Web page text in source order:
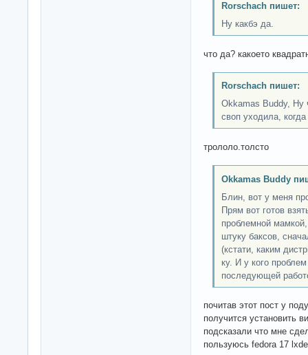
Rorschach пишет:
Ну какбэ да.
что да? какоето
Rorschach пишет:
Okkamas Buddy, Ну
своп уходила,
трололо.толсто
Okkamas Buddy
Блин, вот у меня
Прям вот готов
проблемной
штуку баксов,
(кстати, каким
ку. И у кого
последующей
почитав этот пост у
получится установить
подсказали что мне
пользуюсь fedora 17